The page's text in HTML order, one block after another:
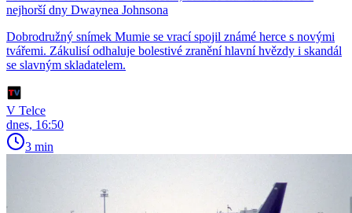
nejhorší dny Dwaynea Johnsona
Dobrodružný snímek Mumie se vrací spojil známé herce s novými
tvářemi. Zákulisí odhaluje bolestivé zranění hlavní hvězdy i skandál
se slavným skladatelem.
V Telce
dnes, 16:50
3 min